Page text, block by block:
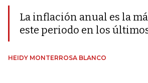
La inflación anual es la
este periodo en los
HEIDY MONTERROSA BLANCO